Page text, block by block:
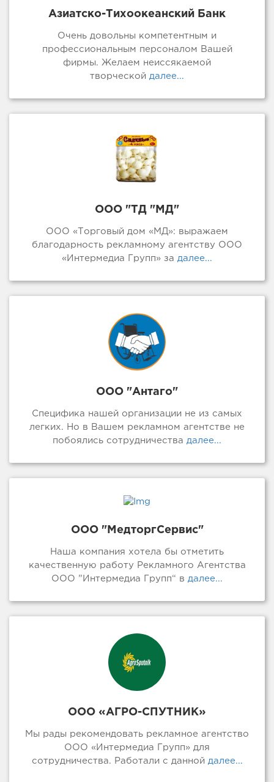
Азиатско-Тихоокеанский Банк
Очень довольны компетентным и
профессиональным персоналом Вашей
фирмы. Желаем неиссякаемой
творческой далее...
ООО "ТД "МД"
ООО «Торговый дом «МД»: выражаем
благодарность рекламному агентству ООО
«Интермедиа Групп» за далее...
ООО "Антаго"
Специфика нашей организации не из самых
легких. Но в Вашем рекламном агентстве не
побоялись сотрудничества далее...
ООО "МедторгСервис"
Наша компания хотела бы отметить
качественную работу Рекламного Агентства
ООО ”Интермедиа Групп“ в далее...
ООО «АГРО-СПУТНИК»
Мы рады рекомендовать рекламное агентство
ООО «Интермедиа Групп» для
сотрудничества. Работали с даннойдалее...